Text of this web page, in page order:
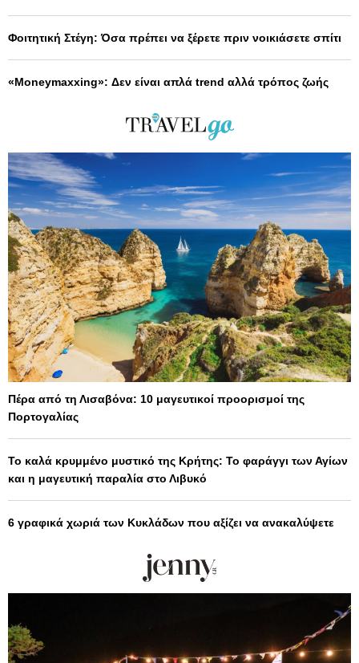
Φοιτητική Στέγη: Όσα πρέπει να ξέρετε πριν νοικιάσετε σπίτι
«Moneymaxxing»: Δεν είναι απλά trend αλλά τρόπος ζωής
Πέρα από τη Λισαβόνα: 10 μαγευτικοί προορισμοί της
Πορτογαλίας
Το καλά κρυμμένο μυστικό της Κρήτης: Το φαράγγι των Αγίων
και η μαγευτική παραλία στο Λιβυκό
6 γραφικά χωριά των Κυκλάδων που αξίζει να ανακαλύψετε